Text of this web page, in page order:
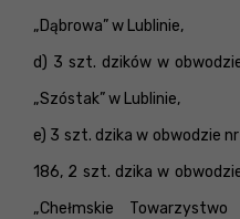
„Dąbrowa” w Lublinie,
d) 3 szt. dzików w
„Szóstak” w Lublinie,
e) 3 szt. dzika w obwodzie
186, 2 szt. dzika w
„Chełmskie